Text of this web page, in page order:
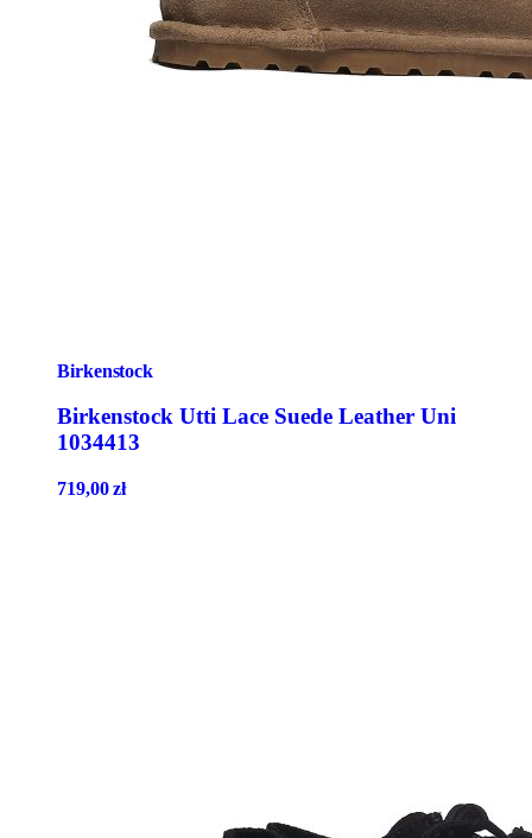
Birkenstock
Birkenstock Utti Lace Suede Leather Uni
1034413
719,00zł